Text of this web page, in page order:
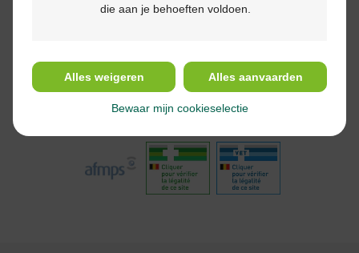
Suivez-nous
die aan je behoeften voldoen.
Alles weigeren Alles aanvaarden
Bewaar mijn cookieselectie